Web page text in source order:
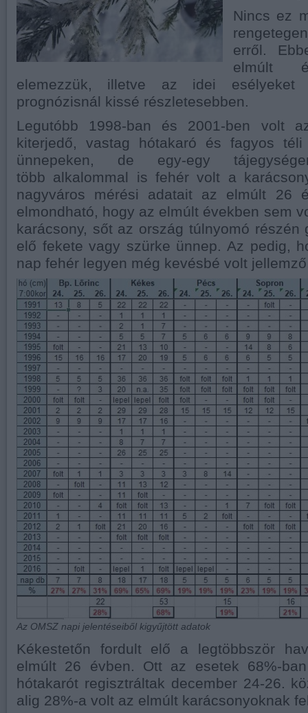
Nincs ez
erről.
elmúlt
elemezzük, illetve az idei
prognózisnál kissé részletesebben.
Legutóbb 1998-ban és 2001-ben volt
kiterjedő, vastag hótakaró és fagyos
ünnepeken, de egy-egy
több alkalommal is fehér volt a
nagyváros mérési adatait az elmúlt 26
elmondható, hogy az elmúlt években sem
karácsony, sőt az ország túlnyomó részén
elő fekete vagy szürke ünnep. Az pedig,
nap fehér legyen még kevésbé volt
Az OMSZ napi jelentéseiből kigyűjtött adatok
Kékestetőn fordult elő a legtöbbször
elmúlt 26 évben. Ott az esetek 68%-
hótakarót regisztráltak december 24-26.
alig 28%-a volt az elmúlt karácsonyoknak